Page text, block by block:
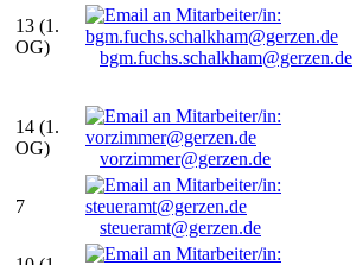
13 (1.
OG)
bgm.fuchs.schalkham@gerzen.de
14 (1.
OG)
vorzimmer@gerzen.de
7
steueramt@gerzen.de